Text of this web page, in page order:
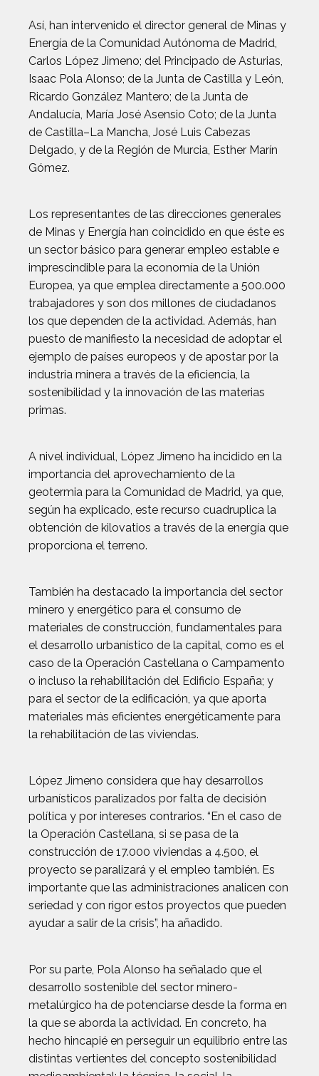
Así, han intervenido el director general de Minas y
Energía de la Comunidad Autónoma de Madrid,
Carlos López Jimeno; del Principado de Asturias,
Isaac Pola Alonso; de la Junta de Castilla y León,
Ricardo González Mantero; de la Junta de
Andalucía, María José Asensio Coto; de la Junta
de Castilla–La Mancha, José Luis Cabezas
Delgado, y de la Región de Murcia, Esther Marín
Gómez.
Los representantes de las direcciones generales
de Minas y Energía han coincidido en que éste es
un sector básico para generar empleo estable e
imprescindible para la economía de la Unión
Europea, ya que emplea directamente a 500.000
trabajadores y son dos millones de ciudadanos
los que dependen de la actividad. Además, han
puesto de manifiesto la necesidad de adoptar el
ejemplo de países europeos y de apostar por la
industria minera a través de la eficiencia, la
sostenibilidad y la innovación de las materias
primas.
A nivel individual, López Jimeno ha incidido en la
importancia del aprovechamiento de la
geotermia para la Comunidad de Madrid, ya que,
según ha explicado, este recurso cuadruplica la
obtención de kilovatios a través de la energía que
proporciona el terreno.
También ha destacado la importancia del sector
minero y energético para el consumo de
materiales de construcción, fundamentales para
el desarrollo urbanístico de la capital, como es el
caso de la Operación Castellana o Campamento
o incluso la rehabilitación del Edificio España; y
para el sector de la edificación, ya que aporta
materiales más eficientes energéticamente para
la rehabilitación de las viviendas.
López Jimeno considera que hay desarrollos
urbanísticos paralizados por falta de decisión
política y por intereses contrarios. “En el caso de
la Operación Castellana, si se pasa de la
construcción de 17.000 viviendas a 4.500, el
proyecto se paralizará y el empleo también. Es
importante que las administraciones analicen con
seriedad y con rigor estos proyectos que pueden
ayudar a salir de la crisis”, ha añadido.
Por su parte, Pola Alonso ha señalado que el
desarrollo sostenible del sector minero-
metalúrgico ha de potenciarse desde la forma en
la que se aborda la actividad. En concreto, ha
hecho hincapié en perseguir un equilibrio entre las
distintas vertientes del concepto sostenibilidad